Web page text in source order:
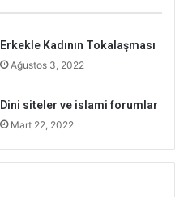
Erkekle Kadının Tokalaşması
Ağustos 3, 2022
Dini siteler ve islami forumlar
Mart 22, 2022